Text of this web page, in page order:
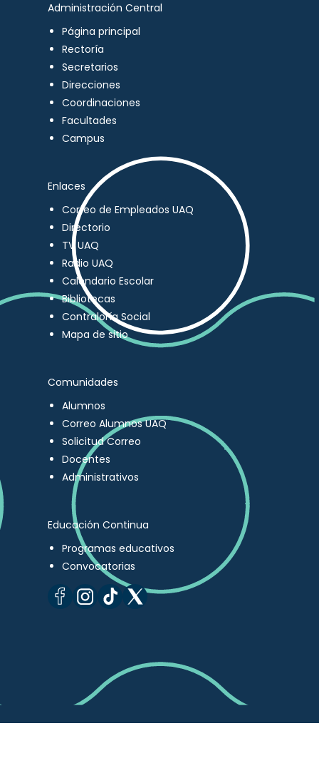
Administración Central
Página principal
Rectoría
Secretarios
Direcciones
Coordinaciones
Facultades
Campus
Enlaces
Correo de Empleados UAQ
Directorio
TV UAQ
Radio UAQ
Calendario Escolar
Bibliotecas
Contraloría Social
Mapa de sitio
Comunidades
Alumnos
Correo Alumnos UAQ
Solicitud Correo
Docentes
Administrativos
Educación Continua
Programas educativos
Convocatorias